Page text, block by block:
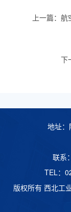
上一篇：航
下
地址：
联系
TEL：
版权所有 西北工